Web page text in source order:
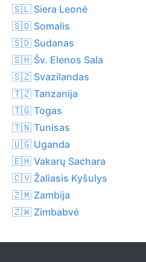
🇸🇱 Siera Leonė
🇸🇴 Somalis
🇸🇩 Sudanas
🇸🇭 Šv. Elenos Sala
🇸🇿 Svazilandas
🇹🇿 Tanzanija
🇹🇬 Togas
🇹🇳 Tunisas
🇺🇬 Uganda
🇪🇭 Vakarų Sachara
🇨🇻 Žaliasis Kyšulys
🇿🇲 Zambija
🇿🇼 Zimbabvė